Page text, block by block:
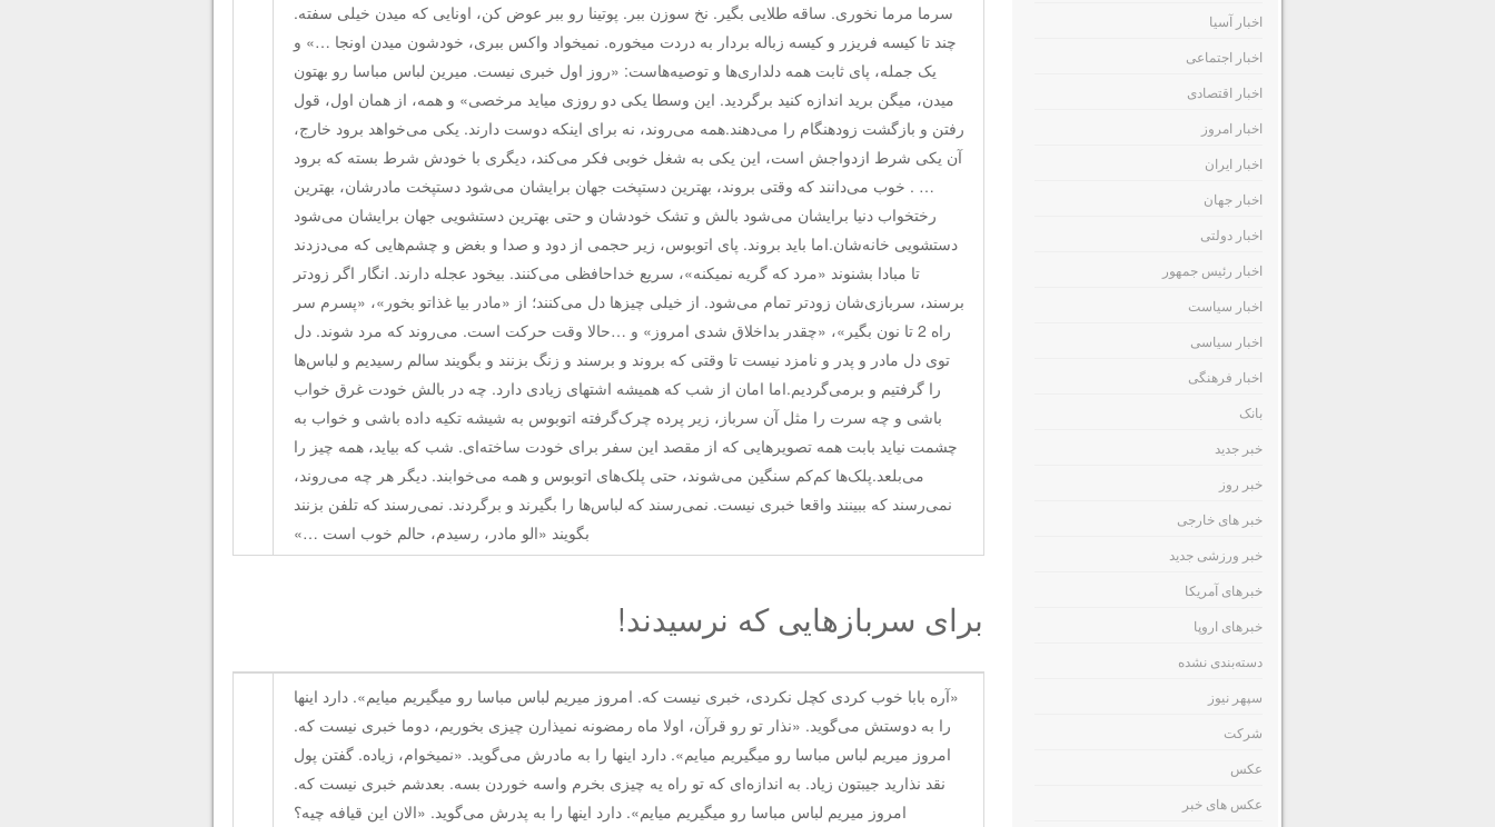
سرما مرما نخوری. ساقه طلایی بگیر. نخ سوزن ببر. پوتینا رو ببر عوض کن، اونایی که میدن خیلی سفته.
چند تا کیسه فریزر و کیسه زباله بردار به دردت میخوره. نمیخواد واکس ببری، خودشون میدن اونجا …» و
یک جمله، پای ثابت همه دلداری‌ها و توصیه‌هاست: «روز اول خبری نیست. میرین لباس مباسا رو بهتون
میدن، میگن برید اندازه کنید برگردید. این وسطا یکی دو روزی میاید مرخصی» و همه، از همان اول، قول
رفتن و بازگشت زودهنگام را می‌دهند.همه می‌روند، نه برای اینکه دوست دارند. یکی می‌خواهد برود خارج،
آن یکی شرط ازدواجش است، این یکی به شغل خوبی فکر می‌کند، دیگری با خودش شرط بسته که برود
… . خوب می‌دانند که وقتی بروند، بهترین دستپخت جهان برایشان می‌شود دستپخت مادرشان، بهترین
رختخواب دنیا برایشان می‌شود بالش و تشک خودشان و حتی بهترین دستشویی جهان برایشان می‌شود
دستشویی خانه‌شان.اما باید بروند. پای اتوبوس، زیر حجمی از دود و صدا و بغض و چشم‌هایی که می‌دزدند
تا مبادا بشنوند «مرد که گریه نمیکنه»، سریع خداحافظی می‌کنند. بیخود عجله دارند. انگار اگر زودتر
برسند، سربازی‌شان زودتر تمام می‌شود. از خیلی چیزها دل می‌کنند؛ از «مادر بیا غذاتو بخور»، «پسرم سر
راه 2 تا نون بگیر»، «چقدر بداخلاق شدی امروز» و …حالا وقت حرکت است. می‌روند که مرد شوند. دل
توی دل مادر و پدر و نامزد نیست تا وقتی که بروند و برسند و زنگ بزنند و بگویند سالم رسیدیم و لباس‌ها
را گرفتیم و برمی‌گردیم.اما امان از شب که همیشه اشتهای زیادی دارد. چه در بالش خودت غرق خواب
باشی و چه سرت را مثل آن سرباز، زیر پرده چرک‌گرفته اتوبوس به شیشه تکیه داده باشی و خواب به
چشمت نیاید بابت همه تصویرهایی که از مقصد این سفر برای خودت ساخته‌ای. شب که بیاید، همه چیز را
می‌بلعد.پلک‌ها کم‌کم سنگین می‌شوند، حتی پلک‌های اتوبوس و همه می‌خوابند. دیگر هر چه می‌روند،
نمی‌رسند که ببینند واقعا خبری نیست. نمی‌رسند که لباس‌ها را بگیرند و برگردند. نمی‌رسند که تلفن بزنند
بگویند «الو مادر، رسیدم، حالم خوب است …»
برای سربازهایی که نرسیدند!
«آره بابا خوب کردی کچل نکردی، خبری نیست که. امروز میریم لباس مباسا رو میگیریم میایم». دارد اینها
را به دوستش می‌گوید. «نذار تو رو قرآن، اولا ماه رمضونه نمیذارن چیزی بخوریم، دوما خبری نیست که.
امروز میریم لباس مباسا رو میگیریم میایم». دارد اینها را به مادرش می‌گوید. «نمیخوام، زیاده. گفتن پول
نقد نذارید جیبتون زیاد. به اندازه‌ای که تو راه یه چیزی بخرم واسه خوردن بسه. بعدشم خبری نیست که.
امروز میریم لباس مباسا رو میگیریم میایم». دارد اینها را به پدرش می‌گوید. «الان این قیافه چیه؟
اخبار آسیا
اخبار اجتماعی
اخبار اقتصادی
اخبار امروز
اخبار ایران
اخبار جهان
اخبار دولتی
اخبار رئیس جمهور
اخبار سیاست
اخبار سیاسی
اخبار فرهنگی
بانک
خبر جدید
خبر روز
خبر های خارجی
خبر ورزشی جدید
خبرهای آمریکا
خبرهای اروپا
دسته‌بندی نشده
سپهر نیوز
شرکت
عکس
عکس های خبر